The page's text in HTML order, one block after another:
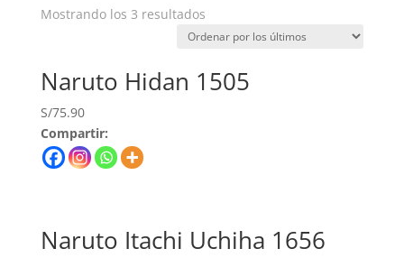
Mostrando los 3 resultados
Naruto Hidan 1505
S/75.90
Compartir:
Naruto Itachi Uchiha 1656